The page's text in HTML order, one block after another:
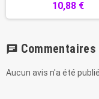
10,88 €
chat Commentaires
Aucun avis n'a été